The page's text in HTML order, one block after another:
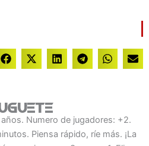
Numero de jugadores: +2.
Piensa rápido, ríe más. ¡La